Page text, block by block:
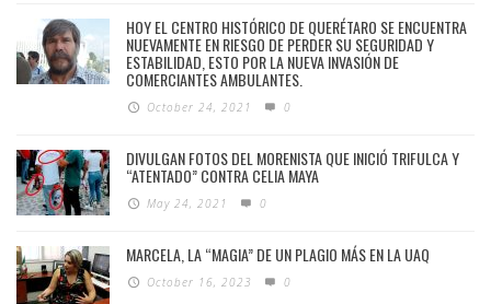
HOY EL CENTRO HISTÓRICO DE QUERÉTARO SE ENCUENTRA
NUEVAMENTE EN RIESGO DE PERDER SU SEGURIDAD Y
ESTABILIDAD, ESTO POR LA NUEVA INVASIÓN DE
COMERCIANTES AMBULANTES.
October 24, 2021 0
DIVULGAN FOTOS DEL MORENISTA QUE INICIÓ TRIFULCA Y
“ATENTADO” CONTRA CELIA MAYA
May 24, 2021 0
MARCELA, LA “MAGIA” DE UN PLAGIO MÁS EN LA UAQ
October 16, 2023 0